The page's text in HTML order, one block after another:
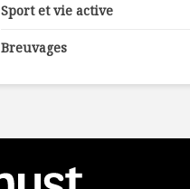
Sport et vie active
Breuvages